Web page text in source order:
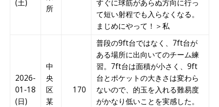
(土)
所
すぐに球筋があらぬ方向に行っ
て短い射程でも入らなくなる。
まじめにやって！＞私
2026-
01-18
(日)
中
央
区
某
170
普段の9ft台ではなく、7ft台が
ある場所に出向いてのチーム練
習。7ft台は面積が小さく、9ft
台とポケットの大きさは変わら
ないので、的玉を入れる難易度
がかなり低いことを実感した。